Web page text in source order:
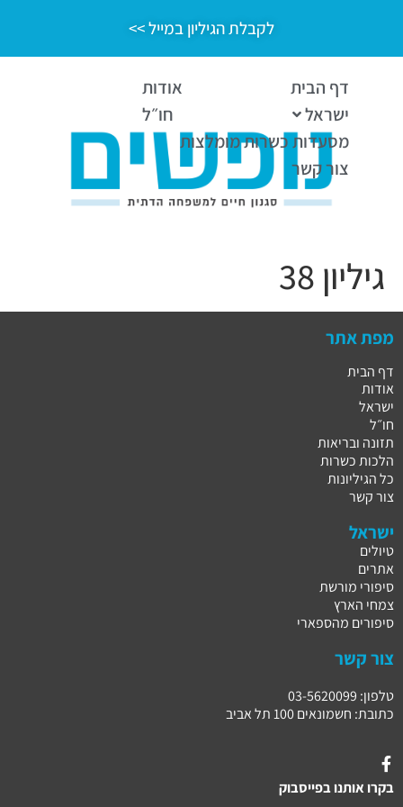
לקבלת הגיליון במייל >>
דף הבית
אודות
ישראל
חו״ל
מסעדות כשרות מומלצות
צור קשר
גיליון 38
מפת אתר
דף הבית
אודות
ישראל
חו״ל
תזונה ובריאות
הלכות כשרות
כל הגיליונות
צור קשר
ישראל
טיולים
אתרים
סיפורי מורשת
צמחי הארץ
סיפורים מהספארי
צור קשר
טלפון: 03-5620099
כתובת: חשמונאים 100 תל אביב
בקרו אותנו בפייסבוק